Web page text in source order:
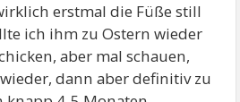
erstmal die Füße still
ich ihm zu Ostern wieder
aber mal schauen,
dann aber definitiv zu